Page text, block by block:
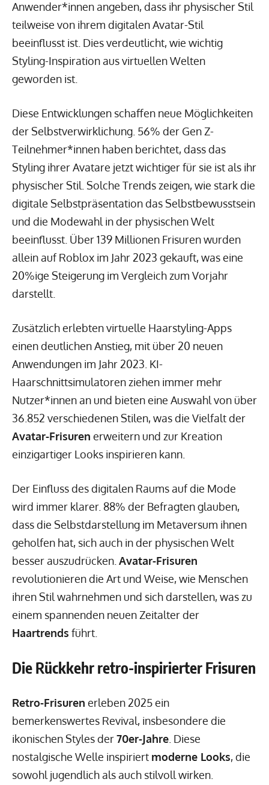
Anwender*innen angeben, dass ihr physischer Stil
teilweise von ihrem digitalen Avatar-Stil
beeinflusst ist. Dies verdeutlicht, wie wichtig
Styling-Inspiration aus virtuellen Welten
geworden ist.
Diese Entwicklungen schaffen neue Möglichkeiten
der Selbstverwirklichung. 56% der Gen Z-
Teilnehmer*innen haben berichtet, dass das
Styling ihrer Avatare jetzt wichtiger für sie ist als ihr
physischer Stil. Solche Trends zeigen, wie stark die
digitale Selbstpräsentation das Selbstbewusstsein
und die Modewahl in der physischen Welt
beeinflusst. Über 139 Millionen Frisuren wurden
allein auf Roblox im Jahr 2023 gekauft, was eine
20%ige Steigerung im Vergleich zum Vorjahr
darstellt.
Zusätzlich erlebten virtuelle Haarstyling-Apps
einen deutlichen Anstieg, mit über 20 neuen
Anwendungen im Jahr 2023. KI-
Haarschnittsimulatoren ziehen immer mehr
Nutzer*innen an und bieten eine Auswahl von über
36.852 verschiedenen Stilen, was die Vielfalt der
Avatar-Frisuren erweitern und zur Kreation
einzigartiger Looks inspirieren kann.
Der Einfluss des digitalen Raums auf die Mode
wird immer klarer. 88% der Befragten glauben,
dass die Selbstdarstellung im Metaversum ihnen
geholfen hat, sich auch in der physischen Welt
besser auszudrücken. Avatar-Frisuren
revolutionieren die Art und Weise, wie Menschen
ihren Stil wahrnehmen und sich darstellen, was zu
einem spannenden neuen Zeitalter der
Haartrends führt.
Die Rückkehr retro-inspirierter Frisuren
Retro-Frisuren erleben 2025 ein
bemerkenswertes Revival, insbesondere die
ikonischen Styles der70er-Jahre . Diese
nostalgische Welle inspiriert moderne Looks, die
sowohl jugendlich als auch stilvoll wirken.